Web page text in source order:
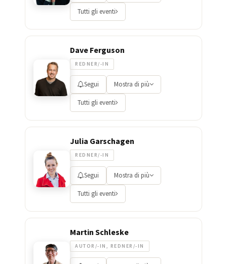
Tutti gli eventi
Dave Ferguson
REDNER/-IN
Segui Mostra di più
Tutti gli eventi
Julia Garschagen
REDNER/-IN
Segui Mostra di più
Tutti gli eventi
Martin Schleske
AUTOR/-IN, REDNER/-IN